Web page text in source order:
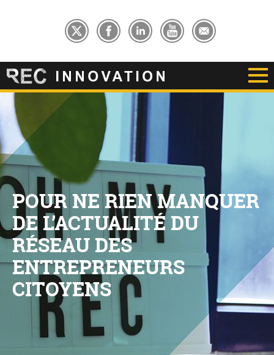
POUR NE RIEN MANQUER
DE L’ACTUALITÉ DU
RÉSEAU DES
ENTREPRENEURS
CITOYENS